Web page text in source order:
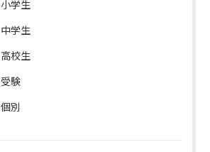
小学生
中学生
高校生
受験
個別